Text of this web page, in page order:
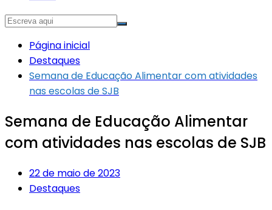
Página inicial
Destaques
Semana de Educação Alimentar com atividades
nas escolas de SJB
Semana de Educação Alimentar
com atividades nas escolas de SJB
22 de maio de 2023
Destaques